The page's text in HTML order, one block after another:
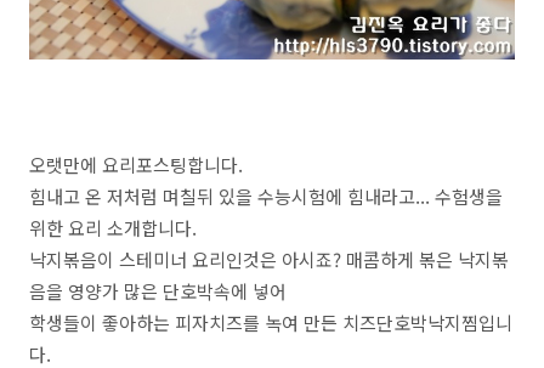
오랫만에 요리포스팅합니다.
힘내고 온 저처럼 며칠뒤 있을 수능시험에 힘내라고... 수험생을
위한 요리 소개합니다.
낙지볶음이 스테미너 요리인것은 아시죠? 매콤하게 볶은 낙지볶
음을 영양가 많은 단호박속에 넣어
학생들이 좋아하는 피자치즈를 녹여 만든 치즈단호박낙지찜입니
다.